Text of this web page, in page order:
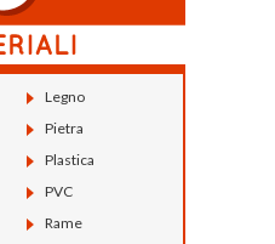
Legno
Pietra
Plastica
PVC
Rame